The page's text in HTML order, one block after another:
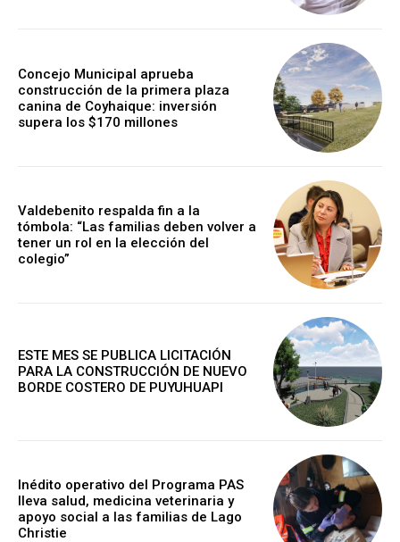
Concejo Municipal aprueba
construcción de la primera plaza
canina de Coyhaique: inversión
supera los $170 millones
Valdebenito respalda fin a la
tómbola: “Las familias deben volver a
tener un rol en la elección del
colegio”
ESTE MES SE PUBLICA LICITACIÓN
PARA LA CONSTRUCCIÓN DE NUEVO
BORDE COSTERO DE PUYUHUAPI
Inédito operativo del Programa PAS
lleva salud, medicina veterinaria y
apoyo social a las familias de Lago
Christie